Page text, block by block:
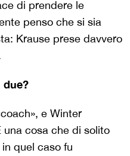
di prendere le
penso che si sia
Krause prese davvero
due?
e Winter
una cosa che di solito
quel caso fu